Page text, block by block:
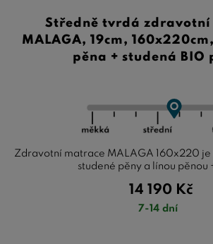
Středně tvrdá zdravotní
MALAGA, 19cm,
pěna + studená BIO
Zdravotní matrace MALAGA 160x220
studené pěny a línou pěnou
14 190 Kč
7-14 dní